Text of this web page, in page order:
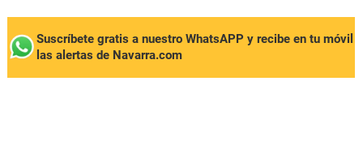
Suscríbete gratis a nuestro WhatsAPP y recibe en tu móvil
las alertas de Navarra.com